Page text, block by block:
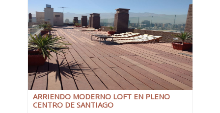
ARRIENDO MODERNO LOFT EN PLENO
CENTRO DE SANTIAGO